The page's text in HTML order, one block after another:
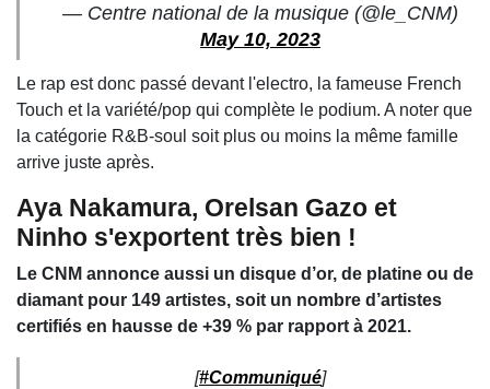
— Centre national de la musique (@le_CNM)
May 10, 2023
Le rap est donc passé devant l'electro, la fameuse French
Touch et la variété/pop qui complète le podium. A noter que
la catégorie R&B-soul soit plus ou moins la même famille
arrive juste après.
Aya Nakamura, Orelsan Gazo et
Ninho s'exportent très bien !
Le CNM annonce aussi un disque d’or, de platine ou de
diamant pour 149 artistes, soit un nombre d’artistes
certifiés en hausse de +39 % par rapport à 2021.
[#Communiqué]